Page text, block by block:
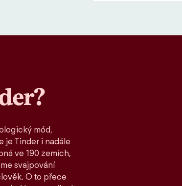
mód,
je Tinder i nadále
ve 190 zemích,
svajpování
O to přece